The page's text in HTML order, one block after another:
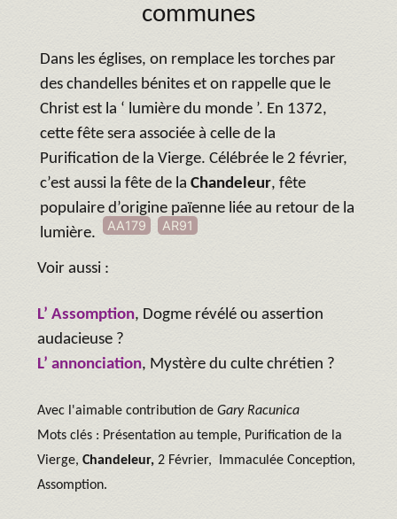
communes
Dans les églises, on remplace les torches par
des chandelles bénites et on rappelle que le
Christ est la ‘ lumière du monde ’. En 1372,
cette fête sera associée à celle de la
Purification de la Vierge. Célébrée le 2 février,
c’est aussi la fête de la Chandeleur, fête
populaire d’origine païenne liée au retour de la
lumière.
AA179 AR91
Voir aussi :
L’ Assomption, Dogme révélé ou assertion
audacieuse ?
L’ annonciation, Mystère du culte chrétien ?
Avec l'aimable contribution de Gary Racunica
Mots clés : Présentation au temple, Purification de la
Vierge, Chandeleur, 2 Février, Immaculée Conception,
Assomption.